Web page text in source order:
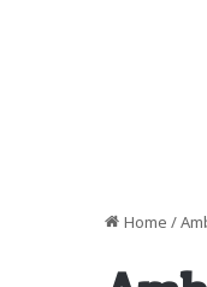
Home /